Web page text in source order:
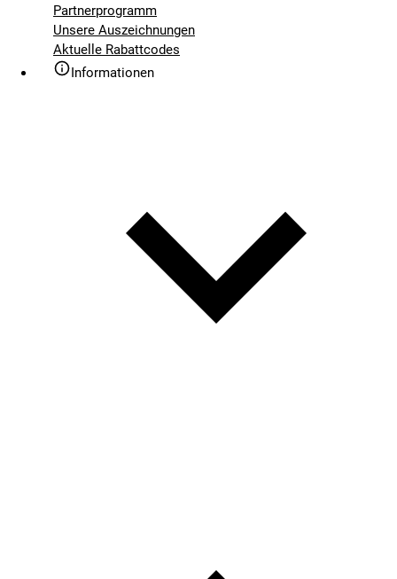
Partnerprogramm
Unsere Auszeichnungen
Aktuelle Rabattcodes
Informationen